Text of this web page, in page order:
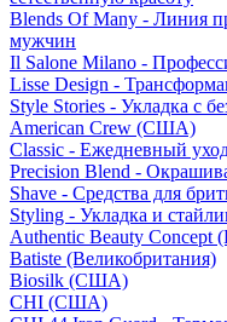
Blends Of Many - Линия
мужчин
Il Salone Milano -
Lisse Design -
Style Stories - Укладка с
American Crew (США)
Classic - Ежедневный
Precision Blend -
Shave - Средства для
Styling - Укладка и
Authentic Beauty Concept
Batiste (Великобритания)
Biosilk (США)
CHI (США)